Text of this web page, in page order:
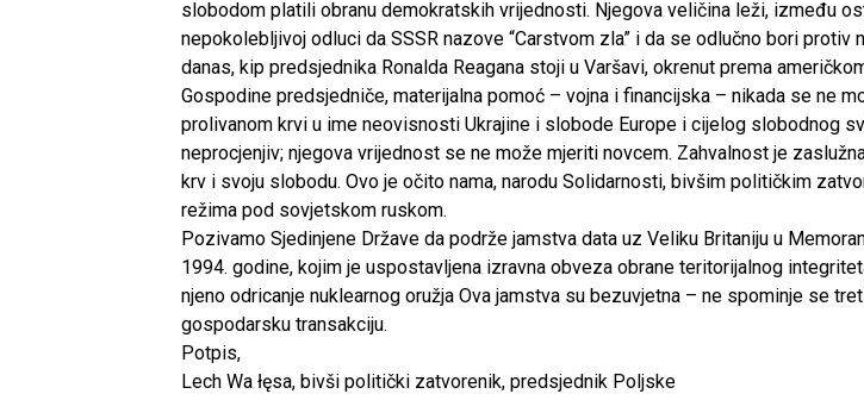
slobodom platili obranu demokratskih vrijednosti. Njegova veličina leži, između
nepokolebljivoj odluci da SSSR nazove “Carstvom zla” i da se odlučno bori protiv
danas, kip predsjednika Ronalda Reagana stoji u Varšavi, okrenut prema
Gospodine predsjedniče, materijalna pomoć – vojna i financijska – nikada se ne
prolivanom krvi u ime neovisnosti Ukrajine i slobode Europe i cijelog slobodnog
neprocjenjiv; njegova vrijednost se ne može mjeriti novcem. Zahvalnost je
krv i svoju slobodu. Ovo je očito nama, narodu Solidarnosti, bivšim političkim
režima pod sovjetskom ruskom.
Pozivamo Sjedinjene Države da podrže jamstva data uz Veliku Britaniju u
1994. godine, kojim je uspostavljena izravna obveza obrane teritorijalnog
njeno odricanje nuklearnog oružja Ova jamstva su bezuvjetna – ne spominje se
gospodarsku transakciju.
Potpis,
Lech Wa łęsa, bivši politički zatvorenik, predsjednik Poljske